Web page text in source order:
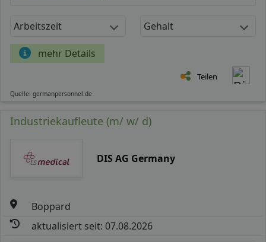
Arbeitszeit Gehalt
mehr Details
Teilen
Quelle: germanpersonnel.de
Industriekaufleute (m/ w/ d)
DIS AG Germany
Boppard
aktualisiert seit: 07.08.2026